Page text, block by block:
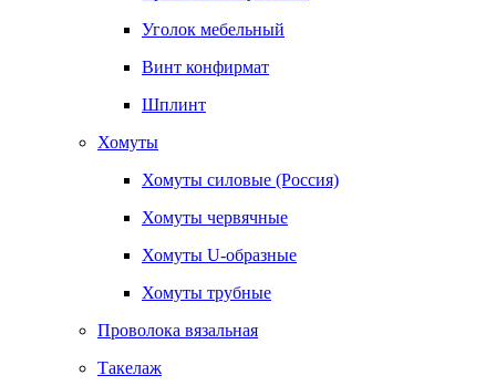
Уголок мебельный
Винт конфирмат
Шплинт
Хомуты
Хомуты силовые (Россия)
Хомуты червячные
Хомуты U-образные
Хомуты трубные
Проволока вязальная
Такелаж